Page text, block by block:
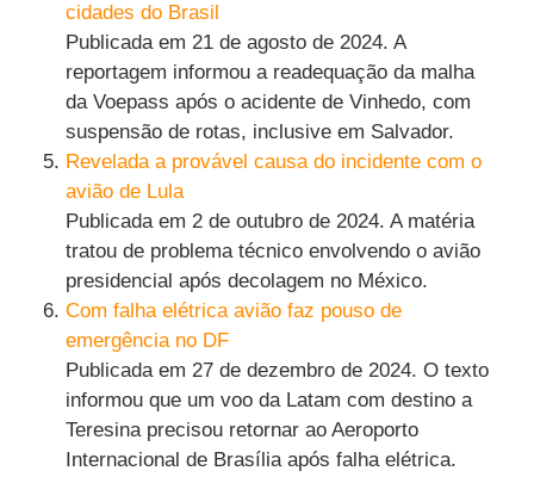
cidades do Brasil
Publicada em 21 de agosto de 2024. A
reportagem informou a readequação da malha
da Voepass após o acidente de Vinhedo, com
suspensão de rotas, inclusive em Salvador.
Revelada a provável causa do incidente com o
avião de Lula
Publicada em 2 de outubro de 2024. A matéria
tratou de problema técnico envolvendo o avião
presidencial após decolagem no México.
Com falha elétrica avião faz pouso de
emergência no DF
Publicada em 27 de dezembro de 2024. O texto
informou que um voo da Latam com destino a
Teresina precisou retornar ao Aeroporto
Internacional de Brasília após falha elétrica.